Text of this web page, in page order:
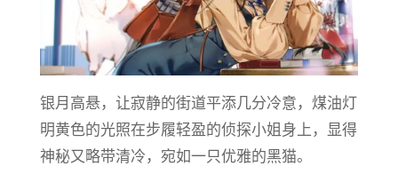
银月高悬，让寂静的街道平添几分冷意，煤油灯
明黄色的光照在步履轻盈的侦探小姐身上，显得
神秘又略带清冷，宛如一只优雅的黑猫。